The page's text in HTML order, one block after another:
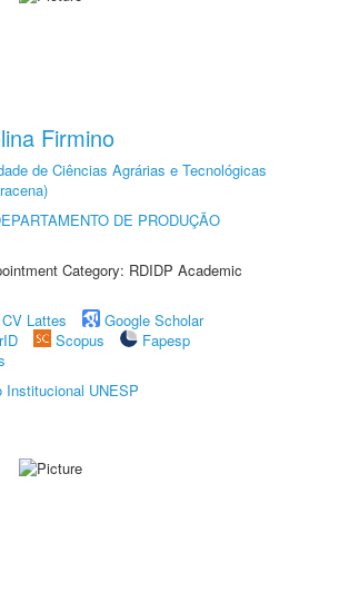
Firmino
de Ciências Agrárias e Tecnológicas
DE PRODUÇÃO
Category: RDIDP Academic
CV Lattes
Google Scholar
Scopus
Fapesp
Institucional UNESP